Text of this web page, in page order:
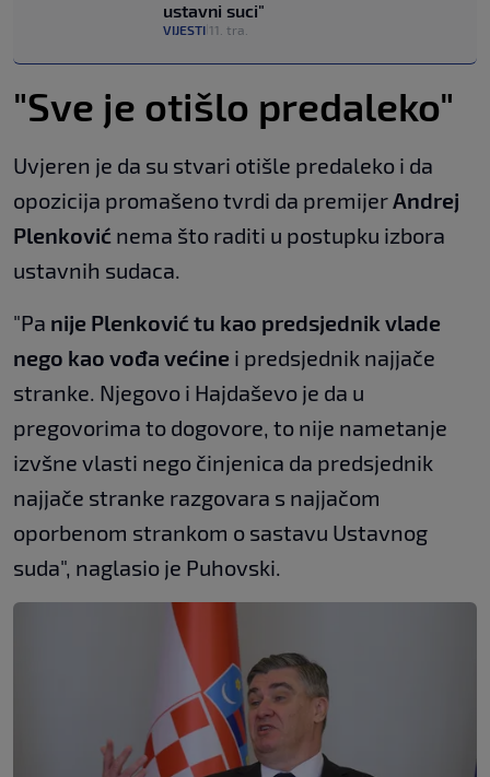
ustavni suci"
VIJESTI 11. tra.
"Sve je otišlo predaleko"
Uvjeren je da su stvari otišle predaleko i da
opozicija promašeno tvrdi da premijerAndrej
Plenković nema što raditi u postupku izbora
ustavnih sudaca.
"Pa nije Plenković tu kao predsjednik vlade
nego kao vođa većine i predsjednik najjače
stranke. Njegovo i Hajdaševo je da u
pregovorima to dogovore, to nije nametanje
izvšne vlasti nego činjenica da predsjednik
najjače stranke razgovara s najjačom
oporbenom strankom o sastavu Ustavnog
suda", naglasio je Puhovski.